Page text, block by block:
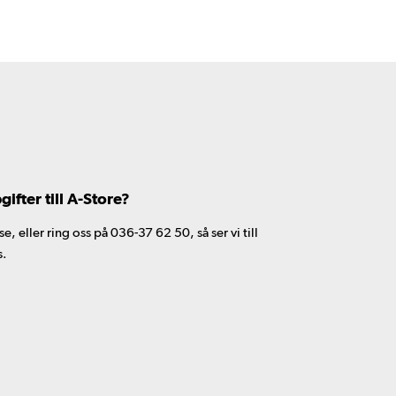
till A-Store?
eller ring oss på 036-37 62 50, så ser vi till